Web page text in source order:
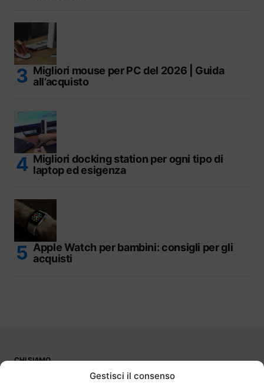
Gestisci il consenso
Migliori mouse per PC del 2026 | Guida
all’acquisto
Migliori docking station per ogni tipo di
laptop ed esigenza
Apple Watch per bambini: consigli per gli
acquisti
CHI SIAMO